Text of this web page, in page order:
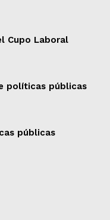
Cupo Laboral
políticas públicas
públicas